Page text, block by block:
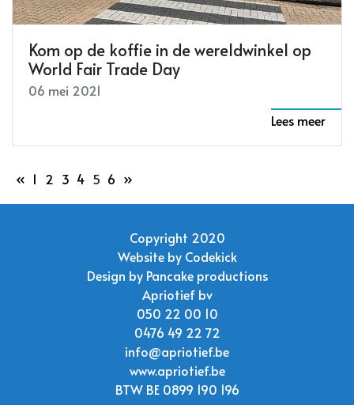
Kom op de koffie in de wereldwinkel op
World Fair Trade Day
06 mei 2021
Lees meer
« 1 2 3 4 5 6 »
Copyright 2020
Website by Codekick
Design by Pancake productions
Apriotief bv
050 22 00 10
0476 49 22 72
info@apriotief.be
www.apriotief.be
BTW BE 0899 190 196